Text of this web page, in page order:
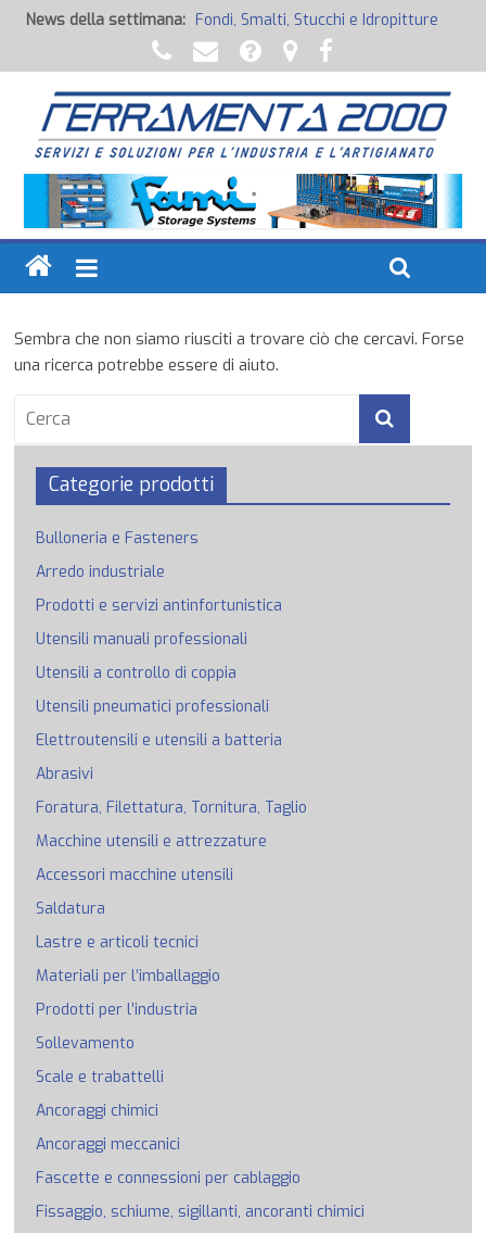
News della settimana: Fondi, Smalti, Stucchi e Idropitture
Potenza Inaspettata
Raccorderia pneumatica
Attrezzature professionali a batteria
Ancoraggi chimici
Sembra che non siamo riusciti a trovare ciò che cercavi. Forse
una ricerca potrebbe essere di aiuto.
Categorie prodotti
Bulloneria e Fasteners
Arredo industriale
Prodotti e servizi antinfortunistica
Utensili manuali professionali
Utensili a controllo di coppia
Utensili pneumatici professionali
Elettroutensili e utensili a batteria
Abrasivi
Foratura, Filettatura, Tornitura, Taglio
Macchine utensili e attrezzature
Accessori macchine utensili
Saldatura
Lastre e articoli tecnici
Materiali per l’imballaggio
Prodotti per l’industria
Sollevamento
Scale e trabattelli
Ancoraggi chimici
Ancoraggi meccanici
Fascette e connessioni per cablaggio
Fissaggio, schiume, sigillanti, ancoranti chimici